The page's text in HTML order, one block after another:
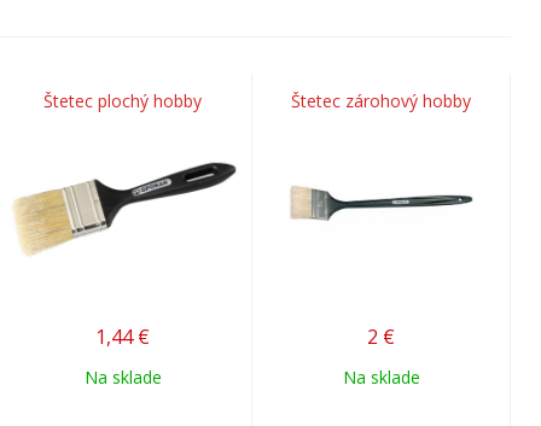
Štetec plochý hobby
1,44 €
Na sklade
Štetec zárohový hobby
2 €
Na sklade